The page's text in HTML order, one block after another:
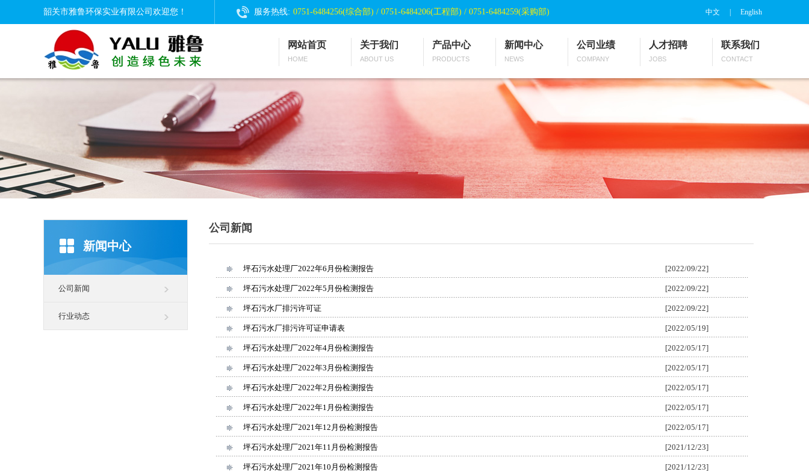
韶关市雅鲁环保实业有限公司欢迎您！ 服务热线: 0751-6484256(综合部) / 0751-6484206(工程部) / 0751-6484259(采购部) 中文 English
网站首页
HOME
关于我们
ABOUT US
产品中心
PRODUCTS
新闻中心
NEWS
公司业绩
COMPANY
人才招聘
JOBS
联系我们
CONTACT
新闻中心
公司新闻
行业动态
公司新闻
坪石污水处理厂2022年6月份检测报告 [2022/09/22]
坪石污水处理厂2022年5月份检测报告 [2022/09/22]
坪石污水厂排污许可证 [2022/09/22]
坪石污水厂排污许可证申请表 [2022/05/19]
坪石污水处理厂2022年4月份检测报告 [2022/05/17]
坪石污水处理厂2022年3月份检测报告 [2022/05/17]
坪石污水处理厂2022年2月份检测报告 [2022/05/17]
坪石污水处理厂2022年1月份检测报告 [2022/05/17]
坪石污水处理厂2021年12月份检测报告 [2022/05/17]
坪石污水处理厂2021年11月份检测报告 [2021/12/23]
坪石污水处理厂2021年10月份检测报告 [2021/12/23]